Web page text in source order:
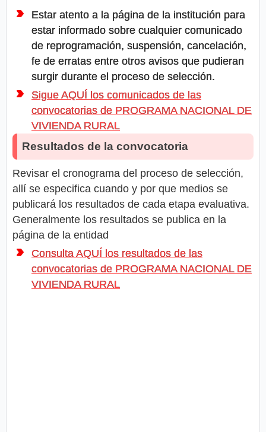
Estar atento a la página de la institución para
estar informado sobre cualquier comunicado
de reprogramación, suspensión, cancelación,
fe de erratas entre otros avisos que pudieran
surgir durante el proceso de selección.
Sigue AQUÍ los comunicados de las
convocatorias de PROGRAMA NACIONAL DE
VIVIENDA RURAL
Resultados de la convocatoria
Revisar el cronograma del proceso de selección,
allí se especifica cuando y por que medios se
publicará los resultados de cada etapa evaluativa.
Generalmente los resultados se publica en la
página de la entidad
Consulta AQUÍ los resultados de las
convocatorias de PROGRAMA NACIONAL DE
VIVIENDA RURAL